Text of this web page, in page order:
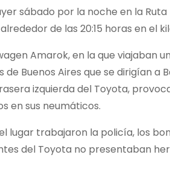
sábado por la noche en la
de las 20:15 horas en el
Amarok, en la que viajaban
Buenos Aires que se dirigían a
izquierda del Toyota,
en sus neumáticos.
lugar trabajaron la policía, los
del Toyota no presentaban